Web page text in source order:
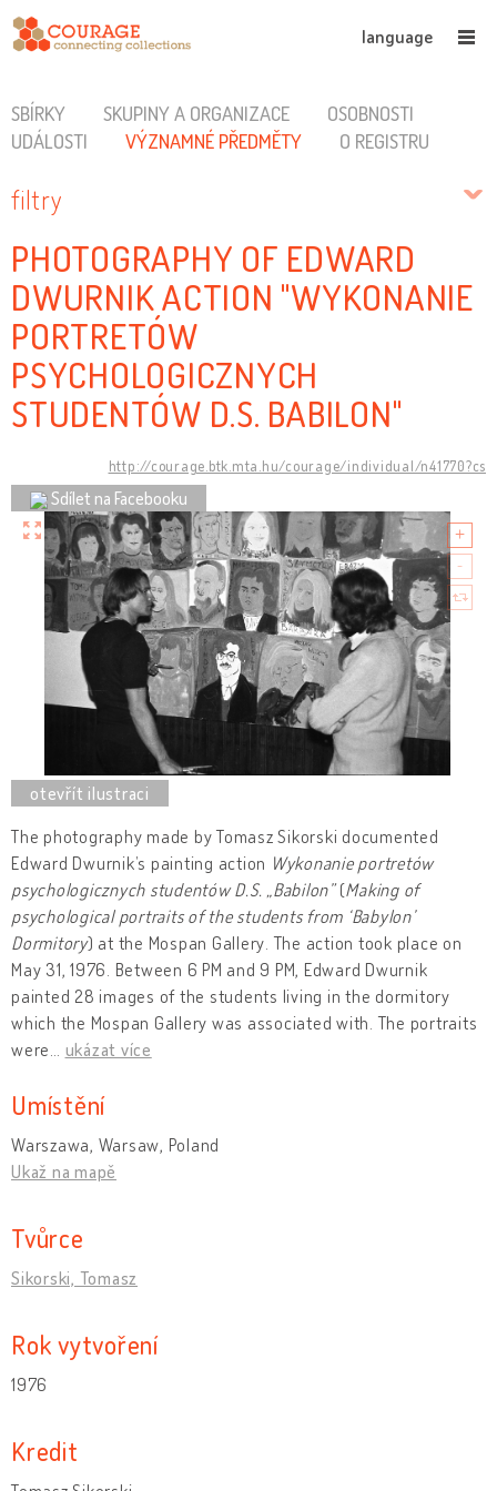
language
SBÍRKY SKUPINY A ORGANIZACE
OSOBNOSTI
UDÁLOSTI
VÝZNAMNÉ PŘEDMĚTY O REGISTRU
filtry
PHOTOGRAPHY OF EDWARD
DWURNIK ACTION "WYKONANIE
PORTRETÓW
PSYCHOLOGICZNYCH
STUDENTÓW D.S. BABILON"
http://courage.btk.mta.hu/courage/individual/n41770?cs
Sdílet na Facebooku
The photography made by Tomasz Sikorski documented
Edward Dwurnik’s painting action Wykonanie portretów
psychologicznych studentów D.S. „Babilon”(Making of
psychological portraits of the students from ‘Babylon’
Dormitory) at the Mospan Gallery. The action took place on
May 31, 1976. Between 6 PM and 9 PM, Edward Dwurnik
painted 28 images of the students living in the dormitory
which the Mospan Gallery was associated with. The portraits
were
ukázat více
Umístění
Warszawa, Warsaw, Poland
Ukaž na mapě
Tvůrce
Sikorski, Tomasz
Rok vytvoření
1976
Kredit